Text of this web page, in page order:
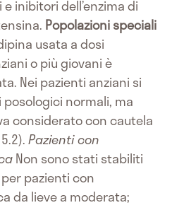
inibitori dell’enzima di
Popolazioni speciali
usata a dosi
o più giovani è
Nei pazienti anziani si
normali, ma
considerato con cautela
Pazienti con
Non sono stati stabiliti
pazienti con
da lieve a moderata;